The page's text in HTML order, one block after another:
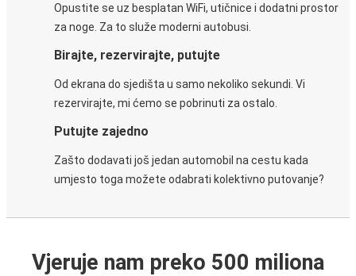
Opustite se uz besplatan WiFi, utičnice i dodatni prostor
za noge. Za to služe moderni autobusi.
Birajte, rezervirajte, putujte
Od ekrana do sjedišta u samo nekoliko sekundi. Vi
rezervirajte, mi ćemo se pobrinuti za ostalo.
Putujte zajedno
Zašto dodavati još jedan automobil na cestu kada
umjesto toga možete odabrati kolektivno putovanje?
Vjeruje nam preko 500 miliona